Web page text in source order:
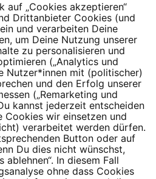
Schließe Dich 4,5
0‍0
auf „Cookies akzeptieren“
Drittanbieter Cookies (und
und verarbeiten Deine
um Deine Nutzung unserer
zu personalisieren und
(„Analytics und
Nutzer*innen mit (politischer)
und den Erfolg unserer
(„Remarketing und
kannst jederzeit entscheiden
Cookies wir einsetzen und
verarbeitet werden dürfen.
Button oder auf
Du dies nicht wünschst,
In diesem Fall
ohne dass Cookies